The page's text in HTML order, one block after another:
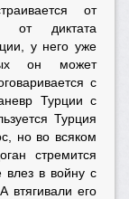
от
от диктата
у него уже
он может
с
Турции с
Турция
но во всяком
стремится
влез в войну с
втягивали его